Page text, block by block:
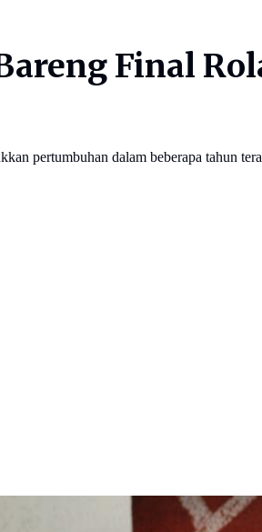
Final
pertumbuhan dalam beberapa tahun